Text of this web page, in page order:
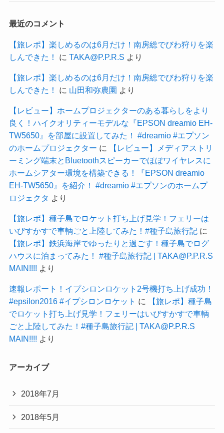
最近のコメント
【旅レポ】楽しめるのは6月だけ！南房総でびわ狩りを楽
しんできた！
に TAKA@P.P.R.S より
【旅レポ】楽しめるのは6月だけ！南房総でびわ狩りを楽
しんできた！
に 山田和弥農園 より
【レビュー】ホームプロジェクターのある暮らしをより
良く！ハイクオリティーモデルな『EPSON dreamio EH-
TW5650』を部屋に設置してみた！ #dreamio #エプソン
のホームプロジェクター に
【レビュー】メディアストリ
ーミング端末とBluetoothスピーカーでほぼワイヤレスに
ホームシアター環境を構築できる！『EPSON dreamio
EH-TW5650』を紹介！ #dreamio #エプソンのホームプ
ロジェクタ より
【旅レポ】種子島でロケット打ち上げ見学！フェリーは
いびすかすで車輌ごと上陸してみた！#種子島旅行記に
【旅レポ】鉄浜海岸でゆったりと過ごす！種子島でログ
ハウスに泊まってみた！ #種子島旅行記 | TAKA@P.P.R.S
MAIN!!!! より
速報レポート！イプシロンロケット2号機打ち上げ成功！
#epsilon2016 #イプシロンロケット に
【旅レポ】種子島
でロケット打ち上げ見学！フェリーはいびすかすで車輌
ごと上陸してみた！#種子島旅行記 | TAKA@P.P.R.S
MAIN!!!! より
アーカイブ
2018年7月
2018年5月